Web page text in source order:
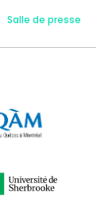
Salle de presse